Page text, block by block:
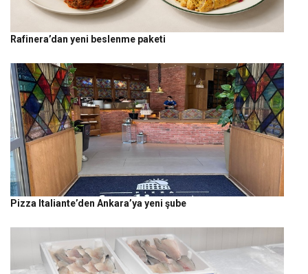
Rafinera’dan yeni beslenme paketi
Pizza Italiante’den Ankara’ya yeni şube